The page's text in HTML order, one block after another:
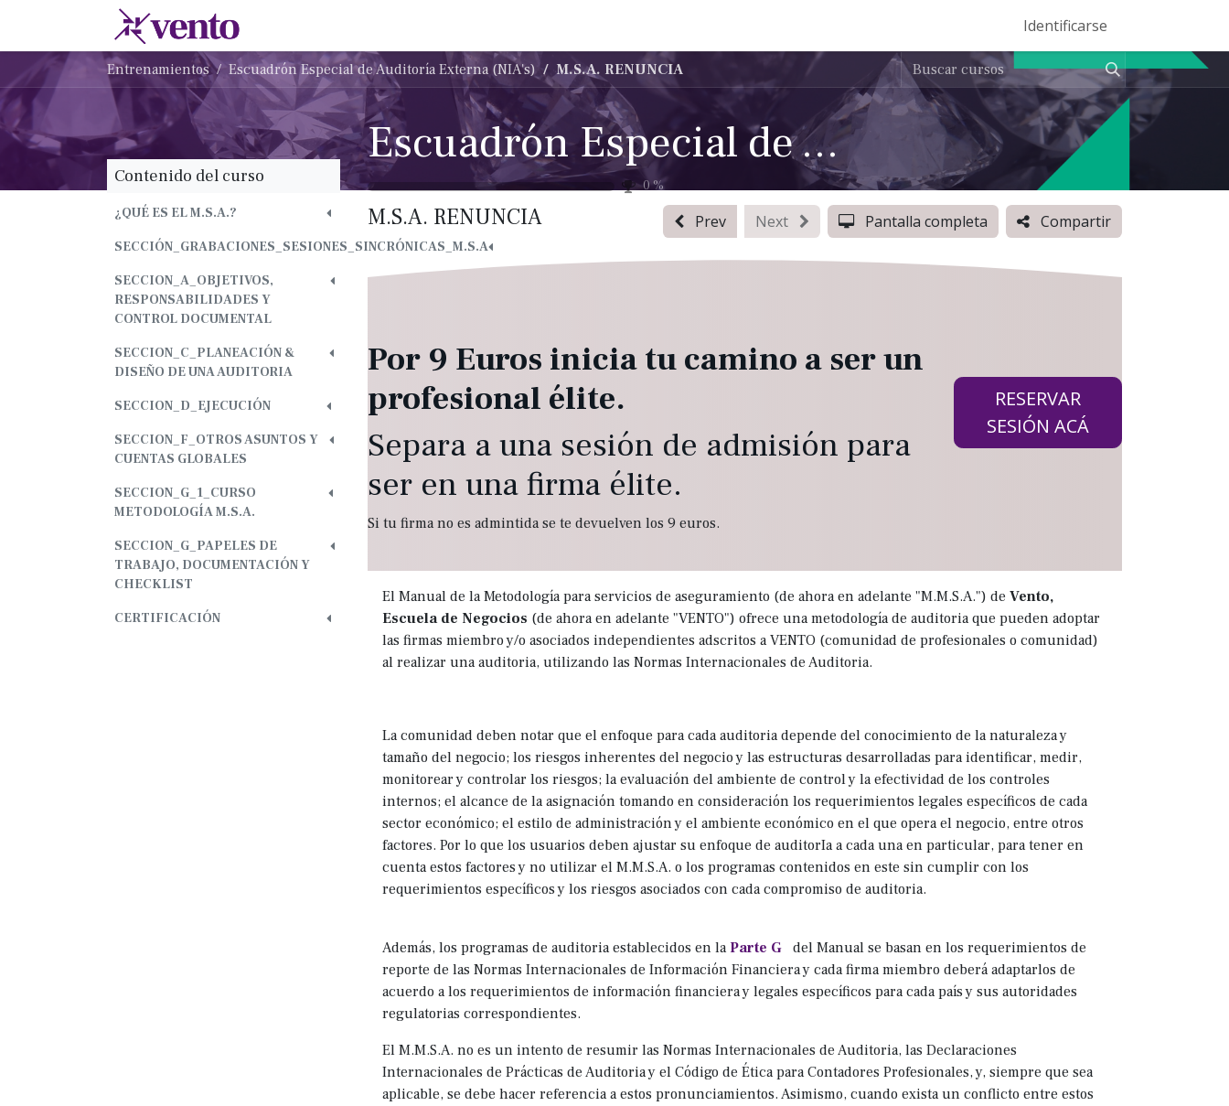
Ser Entrenador Vento
Identificarse
Entrenamientos Escuadrón Especial de Auditoría Externa (NIA's) M.S.A. RENUNCIA
Escuadrón Especial de Auditoría Externa (NIA's)
0%
Contenido del curso
¿QUÉ ES EL M.S.A.?
SECCIÓN_GRABACIONES_SESIONES_SINCRÓNICAS_M.S.A
SECCION_A_OBJETIVOS,
RESPONSABILIDADES Y
CONTROL DOCUMENTAL
SECCION_C_PLANEACIÓN &
DISEÑO DE UNA AUDITORIA
SECCION_D_EJECUCIÓN
SECCION_F_OTROS ASUNTOS Y
CUENTAS GLOBALES
SECCION_G_1_CURSO
METODOLOGÍA M.S.A.
SECCION_G_PAPELES DE
TRABAJO, DOCUMENTACIÓN Y
CHECKLIST
CERTIFICACIÓN
M.S.A. RENUNCIA Prev Next Pantalla completa Compartir
Por 9 Euros inicia tu camino a ser un
profesional élite.
Separa a una sesión de admisión para
ser en una firma élite.
Si tu firma no es admintida se te devuelven los 9 euros.
RESERVAR
SESIÓN ACÁ
El Manual de la Metodología para servicios de aseguramiento (de ahora en adelante "M.M.S.A.") de Vento,
Escuela de Negocios (de ahora en adelante "VENTO") ofrece una metodología de auditoria que pueden adoptar
las firmas miembro y/o asociados independientes adscritos a VENTO (comunidad de profesionales o comunidad)
al realizar una auditoria, utilizando las Normas Internacionales de Auditoria.
La comunidad deben notar que el enfoque para cada auditoria depende del conocimiento de la naturaleza y
tamaño del negocio; los riesgos inherentes del negocio y las estructuras desarrolladas para identificar, medir,
monitorear y controlar los riesgos; la evaluación del ambiente de control y la efectividad de los controles
internos; el alcance de la asignación tomando en consideración los requerimientos legales específicos de cada
sector económico; el estilo de administración y el ambiente económico en el que opera el negocio, entre otros
factores. Por lo que los usuarios deben ajustar su enfoque de auditorIa a cada una en particular, para tener en
cuenta estos factores y no utilizar el M.M.S.A. o los programas contenidos en este sin cumplir con los
requerimientos específicos y los riesgos asociados con cada compromiso de auditoria.
Además, los programas de auditoria establecidos en la Parte G del Manual se basan en los requerimientos de
reporte de las Normas Internacionales de Información Financiera y cada firma miembro deberá adaptarlos de
acuerdo a los requerimientos de información financiera y legales específicos para cada país y sus autoridades
regulatorias correspondientes.
El M.M.S.A. no es un intento de resumir las Normas Internacionales de Auditoria, las Declaraciones
Internacionales de Prácticas de Auditoria y el Código de Ética para Contadores Profesionales, y, siempre que sea
aplicable, se debe hacer referencia a estos pronunciamientos. Asimismo, cuando exista un conflicto entre estos